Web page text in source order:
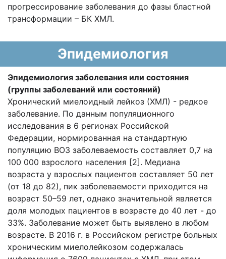
прогрессирование заболевания до фазы бластной
трансформации – БК ХМЛ.
Эпидемиология
Эпидемиология заболевания или состояния
(группы заболеваний или состояний)
Хронический миелоидный лейкоз (ХМЛ) - редкое
заболевание. По данным популяционного
исследования в 6 регионах Российской
Федерации, нормированная на стандартную
популяцию ВОЗ заболеваемость составляет 0,7 на
100 000 взрослого населения [2]. Медиана
возраста у взрослых пациентов составляет 50 лет
(от 18 до 82), пик заболеваемости приходится на
возраст 50–59 лет, однако значительной является
доля молодых пациентов в возрасте до 40 лет - до
33%. Заболевание может быть выявлено в любом
возрасте. В 2016 г. в Российском регистре больных
хроническим миелолейкозом содержалась